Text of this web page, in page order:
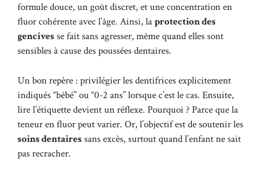
formule douce, un goût discret, et une concentration en
fluor cohérente avec l’âge. Ainsi, laprotection des
gencives se fait sans agresser, même quand elles sont
sensibles à cause des poussées dentaires.
Un bon repère : privilégier les dentifrices explicitement
indiqués “bébé” ou “0-2 ans” lorsque c’est le cas. Ensuite,
lire l’étiquette devient un réflexe. Pourquoi ? Parce que la
teneur en fluor peut varier. Or, l’objectif est de soutenir les
soins dentaires sans excès, surtout quand l’enfant ne sait
pas recracher.